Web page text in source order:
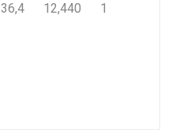
36,4 12,440 1